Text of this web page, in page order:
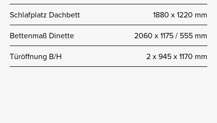
Schlafplatz Dachbett
1880 x 1220 mm
Bettenmaß Dinette
2060 x 1175 / 555 mm
Türöffnung B/H
2 x 945 x 1170 mm